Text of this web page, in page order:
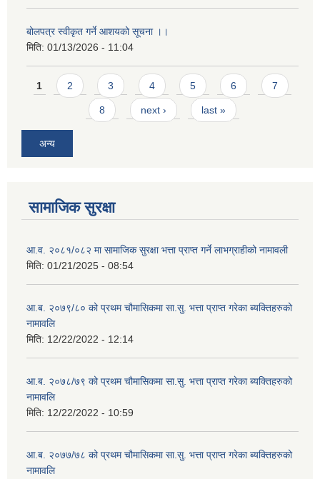
बोलपत्र स्वीकृत गर्ने आशयको सूचना ।।
मिति: 01/13/2026 - 11:04
Pages
1 2 3 4 5 6 7
8 next › last »
अन्य
सामाजिक सुरक्षा
आ.व. २०८१/०८२ मा सामाजिक सुरक्षा भत्ता प्राप्त गर्ने लाभग्राहीको नामावली
मिति: 01/21/2025 - 08:54
आ.ब. २०७९/८० को प्रथम चौमासिकमा सा.सु. भत्ता प्राप्त गरेका ब्यक्तिहरुको
नामावलि
मिति: 12/22/2022 - 12:14
आ.ब. २०७८/७९ को प्रथम चौमासिकमा सा.सु. भत्ता प्राप्त गरेका ब्यक्तिहरुको
नामावलि
मिति: 12/22/2022 - 10:59
आ.ब. २०७७/७८ को प्रथम चौमासिकमा सा.सु. भत्ता प्राप्त गरेका ब्यक्तिहरुको
नामावलि